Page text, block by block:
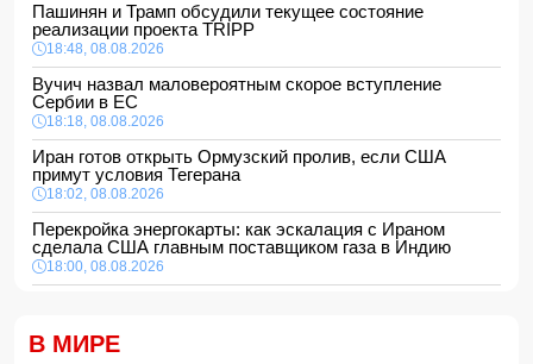
Пашинян и Трамп обсудили текущее состояние
реализации проекта TRIPP
18:48, 08.08.2026
Вучич назвал маловероятным скорое вступление
Сербии в ЕС
18:18, 08.08.2026
Иран готов открыть Ормузский пролив, если США
примут условия Тегерана
18:02, 08.08.2026
Перекройка энергокарты: как эскалация с Ираном
сделала США главным поставщиком газа в Индию
18:00, 08.08.2026
16:48, 08.08.2026
В МИРЕ